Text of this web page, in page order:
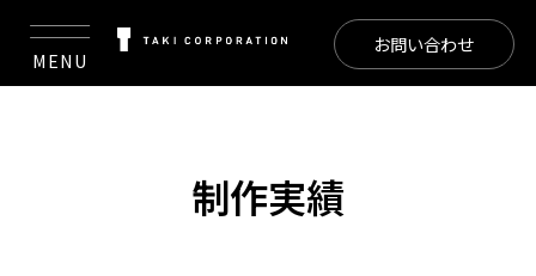
MENU
お問い合わせ
制作実績